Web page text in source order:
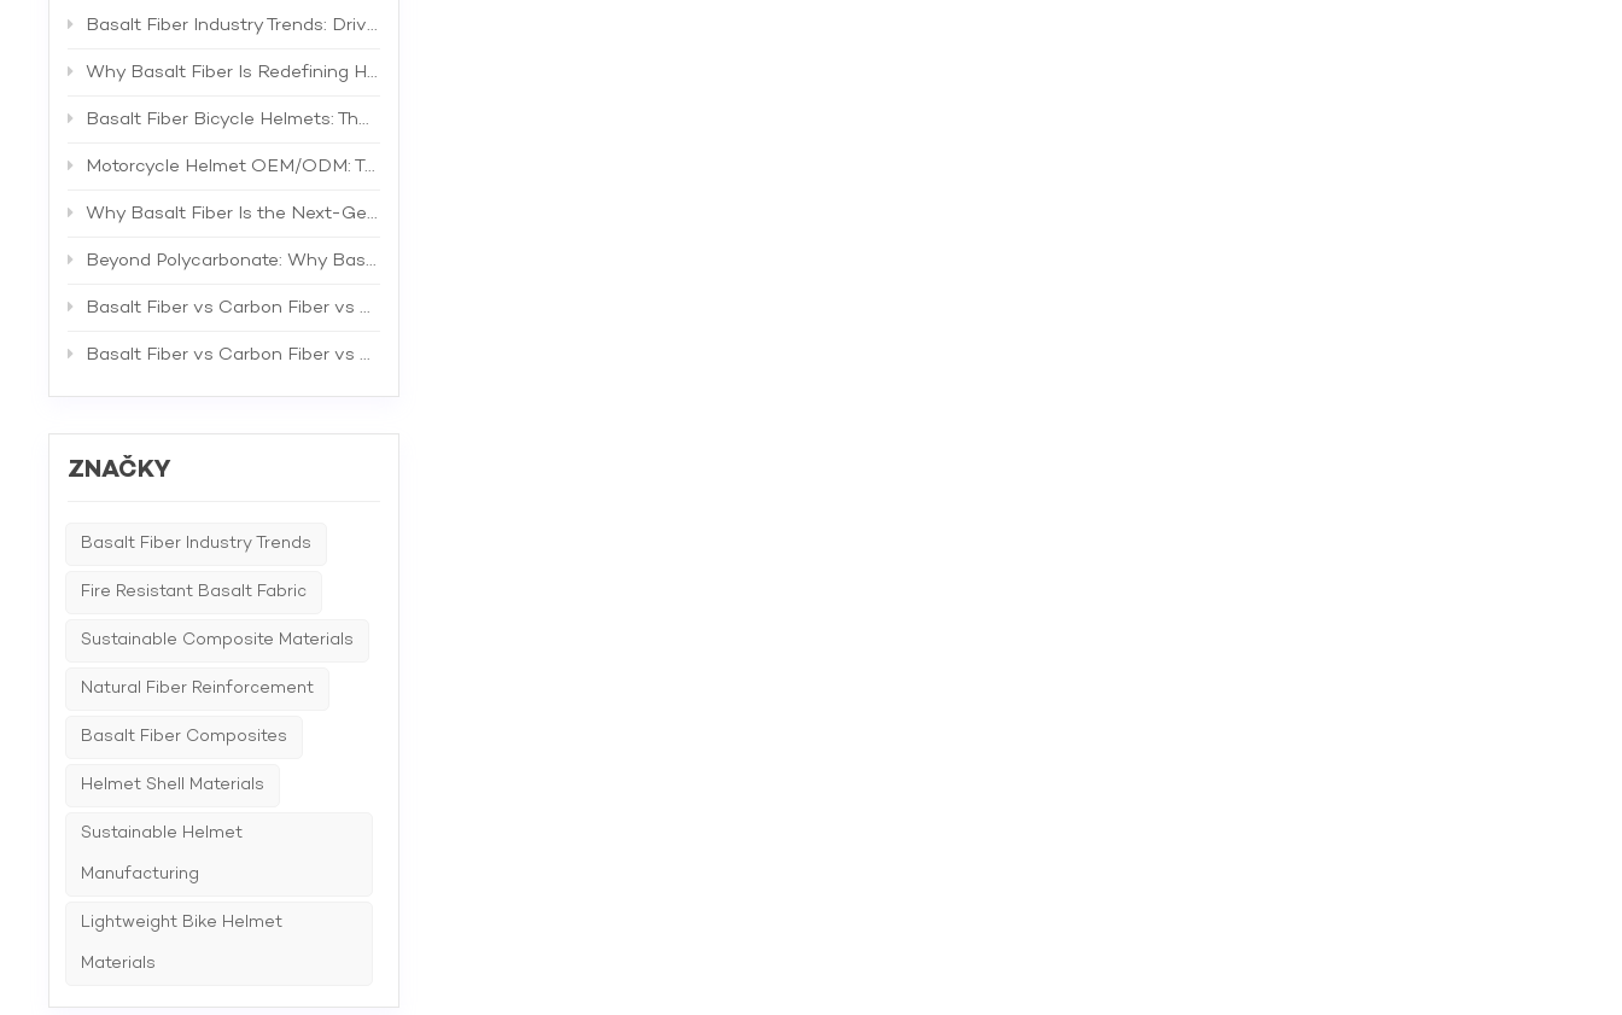
Basalt Fiber Industry Trends: Driving the Next Generation of High-Performance Composites
Why Basalt Fiber Is Redefining Helmet Shell Materials
Basalt Fiber Bicycle Helmets: The Future of Lightweight Protection
Motorcycle Helmet OEM/ODM: The Complete B2B Guide to Private Label Manufacturing and Supplier Selection
Why Basalt Fiber Is the Next-Generation Material for Bicycle Helmets
Beyond Polycarbonate: Why Basalt Fiber Is the Superior Material for Bicycle Helmet Shells
Basalt Fiber vs Carbon Fiber vs Fiberglass: The Best Material for Bicycle Helmets
Basalt Fiber vs Carbon Fiber vs Fiberglass: A Comprehensive Technical Comparison for Industrial Applications
ZNAČKY
Basalt Fiber Industry Trends
Fire Resistant Basalt Fabric
Sustainable Composite Materials
Natural Fiber Reinforcement
Basalt Fiber Composites
Helmet Shell Materials
Sustainable Helmet
Manufacturing
Lightweight Bike Helmet
Materials